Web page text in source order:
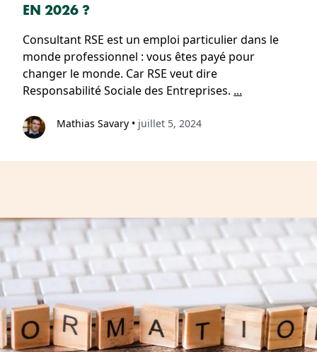
EN 2026 ?
Consultant RSE est un emploi particulier dans le
monde professionnel : vous êtes payé pour
changer le monde. Car RSE veut dire
Responsabilité Sociale des Entreprises. ...
Mathias Savary • juillet 5, 2024